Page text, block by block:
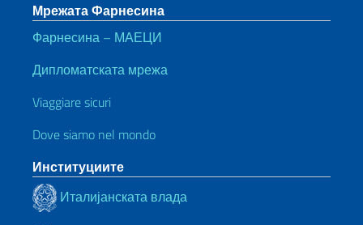
Мрежата Фарнесина
Фарнесина – МАЕЦИ
Дипломатската мрежа
Viaggiare sicuri
Dove siamo nel mondo
Институциите
Италијанската влада